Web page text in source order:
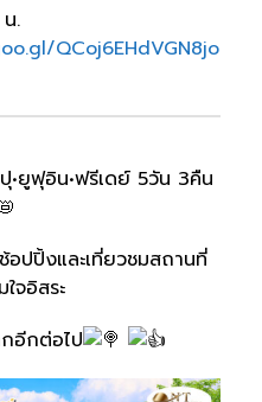
.
QCoj6EHdVGN8jo
•ยูฟุอิน•ฟรีเดย์ 5วัน 3คืน
อปปิ้งและเที่ยวชมสถานที่
จอิสระ
อีกต่อไป